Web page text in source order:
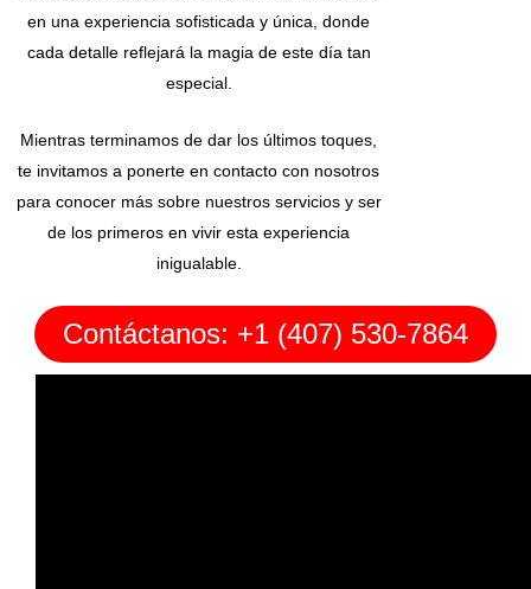
en una experiencia sofisticada y única, donde
cada detalle reflejará la magia de este día tan
especial.
Mientras terminamos de dar los últimos toques,
te invitamos a ponerte en contacto con nosotros
para conocer más sobre nuestros servicios y ser
de los primeros en vivir esta experiencia
inigualable.
Contáctanos: +1 (407) 530-7864